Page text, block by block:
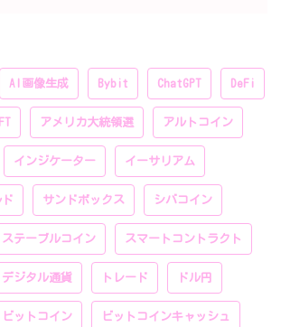
AI画像生成 Bybit ChatGPT DeFi
アメリカ大統領選 アルトコイン
インジケーター イーサリアム
サンドボックス シバコイン
ステーブルコイン スマートコントラクト
デジタル通貨 トレード ドル円
ビットコイン ビットコインキャッシュ